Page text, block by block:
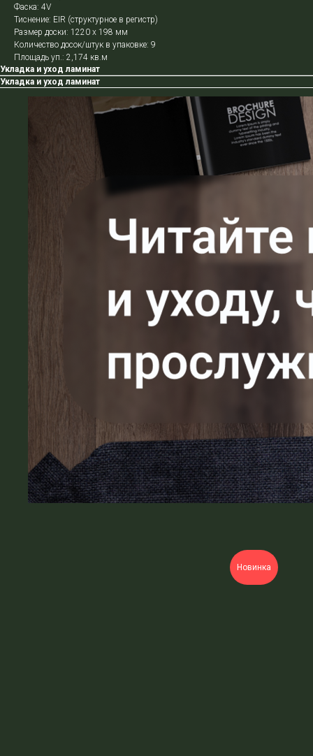
Фаска: 4V
Тиснение: EIR (структурное в регистр)
Размер доски: 1220 х 198 мм
Количество досок/штук в упаковке: 9
Площадь уп.: 2,174 кв.м
Укладка и уход ламинат
Укладка и уход ламинат
Новинка